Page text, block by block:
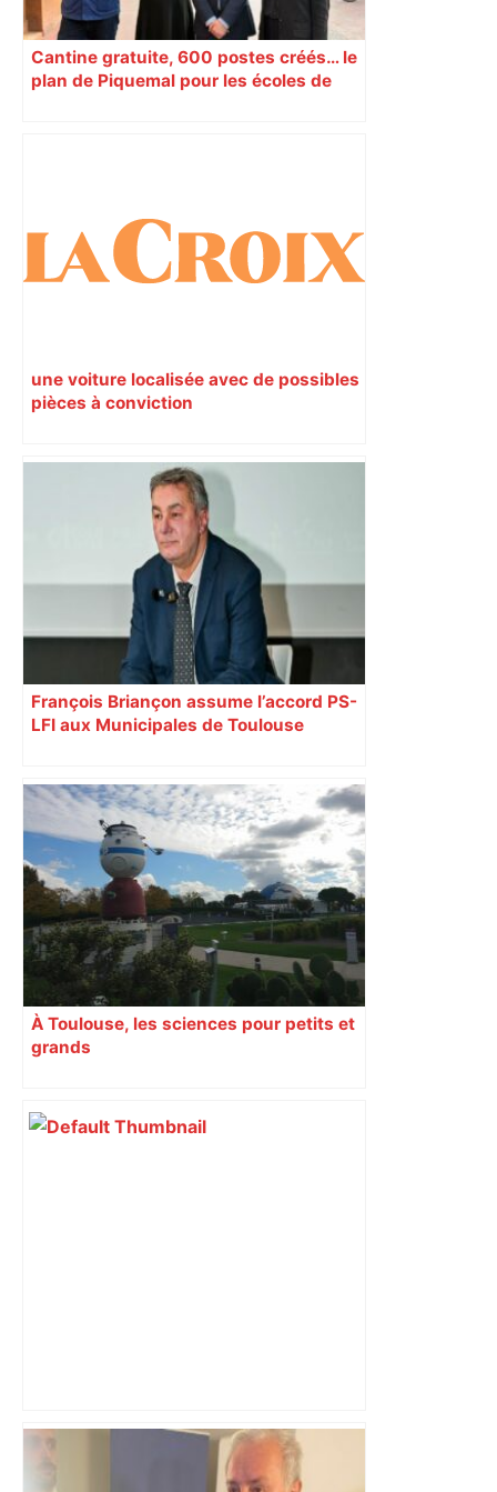
Cantine gratuite, 600 postes créés… le
plan de Piquemal pour les écoles de
une voiture localisée avec de possibles
pièces à conviction
François Briançon assume l’accord PS-
LFI aux Municipales de Toulouse
À Toulouse, les sciences pour petits et
grands
Municipales 2026 à Toulouse : voiture,
métro et train encombrent la campagne